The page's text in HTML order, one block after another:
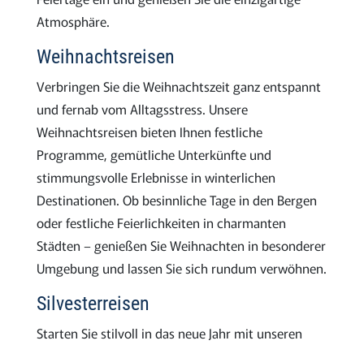
Atmosphäre.
Weihnachtsreisen
Verbringen Sie die Weihnachtszeit ganz entspannt
und fernab vom Alltagsstress. Unsere
Weihnachtsreisen bieten Ihnen festliche
Programme, gemütliche Unterkünfte und
stimmungsvolle Erlebnisse in winterlichen
Destinationen. Ob besinnliche Tage in den Bergen
oder festliche Feierlichkeiten in charmanten
Städten – genießen Sie Weihnachten in besonderer
Umgebung und lassen Sie sich rundum verwöhnen.
Silvesterreisen
Starten Sie stilvoll in das neue Jahr mit unseren